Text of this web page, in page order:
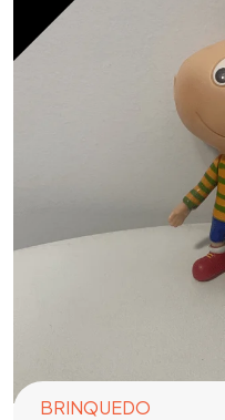
BRINQUEDO